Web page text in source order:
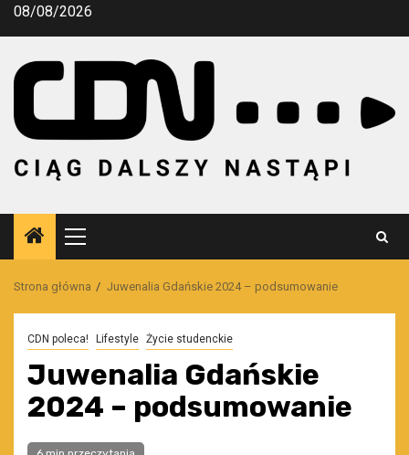
Przejdź
08/08/2026
Menu
główne
Strona główna Juwenalia Gdańskie 2024 – podsumowanie
CDN poleca! Lifestyle Życie studenckie
Juwenalia Gdańskie
2024 – podsumowanie